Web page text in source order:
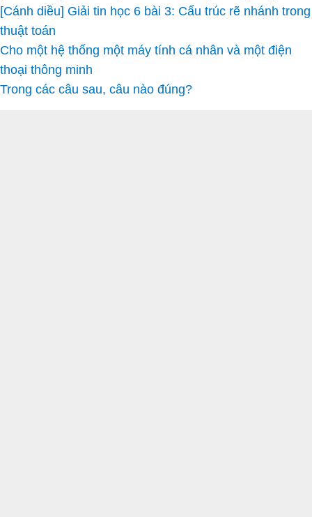
[Cánh diều] Giải tin học 6 bài 3: Cấu trúc rẽ nhánh trong
thuật toán
Cho một hệ thống một máy tính cá nhân và một điện
thoại thông minh
Trong các câu sau, câu nào đúng?